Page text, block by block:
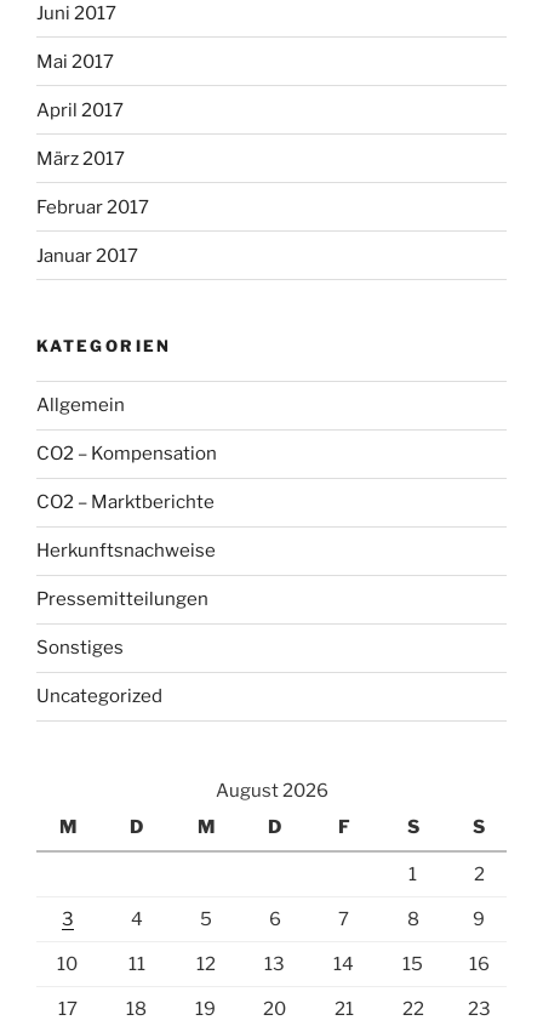
Juni 2017
Mai 2017
April 2017
März 2017
Februar 2017
Januar 2017
KATEGORIEN
Allgemein
CO2 – Kompensation
CO2 – Marktberichte
Herkunftsnachweise
Pressemitteilungen
Sonstiges
Uncategorized
August 2026
M
D M D F S S
1 2
3 4 5 6 7 8 9
10 11 12 13 14 15 16
17 18 19 20 21 22 23